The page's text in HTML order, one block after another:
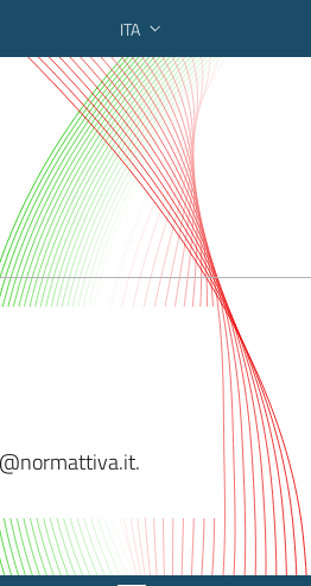
ITA
attiva.it.